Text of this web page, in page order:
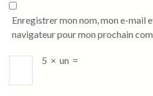
Enregistrer mon nom, mon e-mail
navigateur pour mon prochain
5 × un =